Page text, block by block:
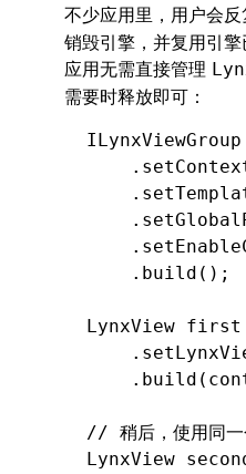
不少应用里，用户会
销毁引擎，并复用引
应用无需直接管理
需要时释放即可：
ILynxViewGroup
    .
    .
    .
    .
    .
build ();
LynxView first
    .
    .
build
// 稍后，使用同
LynxView